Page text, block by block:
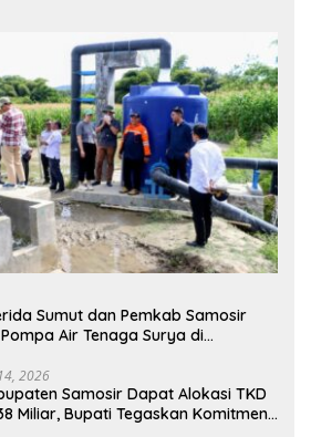
Sumut dan Pemkab Samosir
Air Tenaga Surya di
2026
Samosir Dapat Alokasi TKD
Miliar, Bupati Tegaskan Komitmen